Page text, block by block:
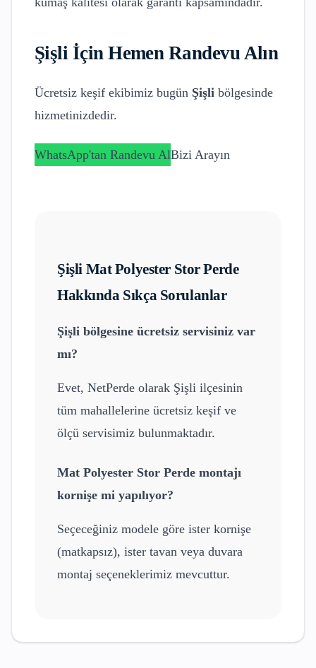
Şişliİçin Hemen Randevu Alın
Ücretsiz keşif ekibimiz bugün Şişli bölgesinde
hizmetinizdedir.
WhatsApp'tan Randevu AlBizi Arayın
Şişli Mat Polyester Stor Perde
Hakkında Sıkça Sorulanlar
Şişli bölgesine ücretsiz servisiniz var
mı?
Evet, NetPerde olarak Şişli ilçesinin
tüm mahallelerine ücretsiz keşif ve
ölçü servisimiz bulunmaktadır.
Mat Polyester Stor Perde montajı
kornişe mi yapılıyor?
Seçeceğiniz modele göre ister kornişe
(matkapsız), ister tavan veya duvara
montaj seçeneklerimiz mevcuttur.